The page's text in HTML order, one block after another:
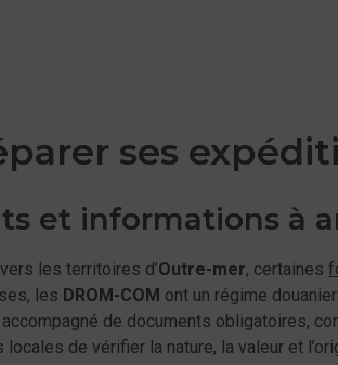
ses
et informations à
les territoires d’Outre-mer, certaines
les DROM-COM ont un régime
de documents obligatoires,
de vérifier la nature, la valeur et